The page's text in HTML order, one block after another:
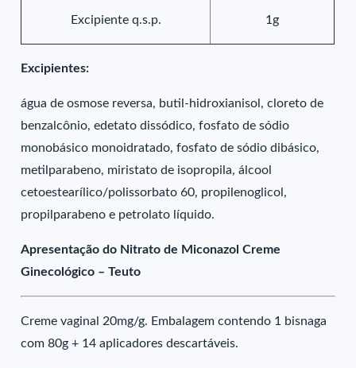
Excipiente q.s.p. 1g
Excipientes:
água de osmose reversa, butil-hidroxianisol, cloreto de
benzalcônio, edetato dissódico, fosfato de sódio
monobásico monoidratado, fosfato de sódio dibásico,
metilparabeno, miristato de isopropila, álcool
cetoestearílico/polissorbato 60, propilenoglicol,
propilparabeno e petrolato líquido.
Apresentação do Nitrato de Miconazol Creme
Ginecológico – Teuto
Creme vaginal 20mg/g. Embalagem contendo 1 bisnaga
com 80g + 14 aplicadores descartáveis.